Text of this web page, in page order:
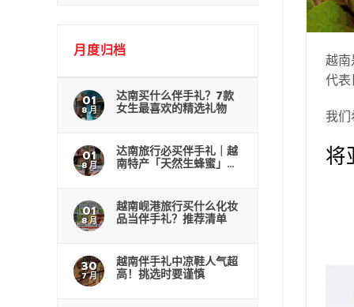
月度归档
01
8 月
达南买什么伴手礼？7款
女生最喜欢的精选礼物
01
8 月
达南旅行必买伴手礼｜越
南特产「天然生蜂蜜」推
荐
01
8 月
越南岘港旅行买什么化妆
品当伴手礼？推荐清单
30
7 月
越南伴手礼中凉鞋人气超
高！挑选时要谨慎
越
代
我
将